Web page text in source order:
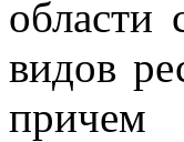
области
видов
причем